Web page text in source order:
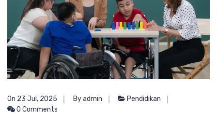
On 23 Jul, 2025 By admin
Pendidikan
0 Comments